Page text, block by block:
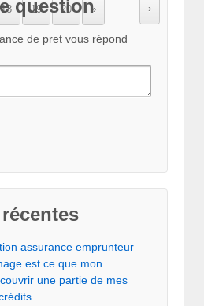
18 19 20 ›
»
question
de pret vous répond
assurance emprunteur
est ce que mon
une partie de mes